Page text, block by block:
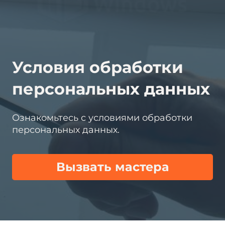
Условия обработки
персональных данных
Ознакомьтесь с условиями обработки
персональных данных.
Вызвать мастера